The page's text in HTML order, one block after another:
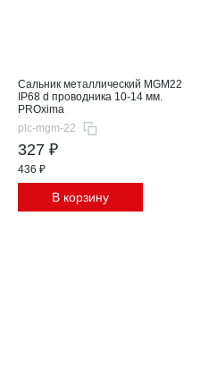
Сальник металлический MGM22
IP68 d проводника 10-14 мм.
PROxima
plc-mgm-22
327 ₽
436 ₽
В корзину